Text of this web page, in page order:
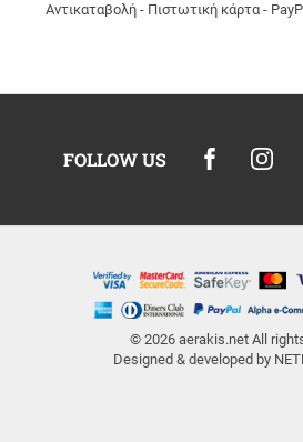
Αντικαταβολή - Πιστωτική κάρτα -
FOLLOW US
© 2026 aerakis.netAll
Designed & developed by